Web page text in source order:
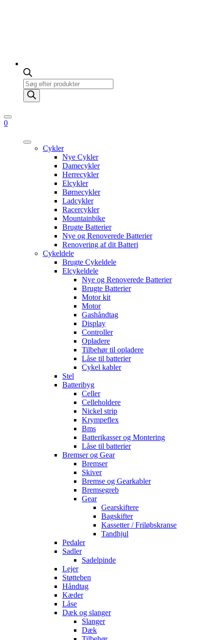
Products
search
0
Cykler
Nye Cykler
Damecykler
Herrecykler
Elcykler
Børnecykler
Ladcykler
Racercykler
Mountainbike
Brugte Batterier
Nye og Renoverede Batterier
Renovering af dit Batteri
Cykeldele
Brugte Cykeldele
Elcykeldele
Nye og Renoverede Batterier
Brugte Batterier
Motor kit
Motor
Gashåndtag
Display
Controller
Opladere
Tilbehør til opladere
Låse til batterier
Cykel kabler
Stel
Batteribyg
Celler
Celleholdere
Nickel strip
Krympeflex
Bms
Batterikasser og Montering
Låse til batterier
Bremser og Gear
Bremser
Skiver
Bremse og Gearkabler
Bremsegreb
Gear
Gearskiftere
Bagskifter
Kassetter / Friløbskranse
Tandhjul
Pedaler
Sadler
Sadelpinde
Lejer
Støtteben
Håndtag
Kæder
Låse
Dæk og slanger
Slanger
Dæk